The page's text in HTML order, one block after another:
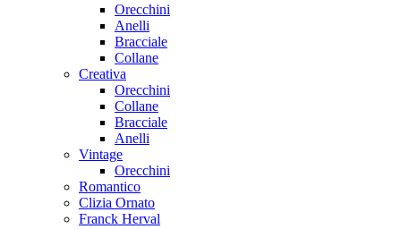
Orecchini
Anelli
Bracciale
Collane
Creativa
Orecchini
Collane
Bracciale
Anelli
Vintage
Orecchini
Romantico
Clizia Ornato
Franck Herval